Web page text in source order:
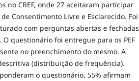
no CREF, onde 27 aceitaram participar
Consentimento Livre e Esclarecido. Foi
com perguntas abertas e fechadas
questionário foi entregue para os PEF
no preenchimento do mesmo. A
(distribuição de frequência).
o questionário, 55% afirmam